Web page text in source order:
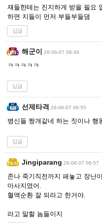
쟤들한테는 진지하게 받을 필요
하면 지들이 먼저 부들부들댐
답글
해군이 26-06-07 08:46
ㅋㅋㅋㅋㅋ
답글
선제타격 26-06-07 08:55
병신들 짱개같네 하는 짓이나 행
답글
Jingiparang 26-06-07 08:57
존나 죽기직전까지 패놓고 장난
마사지였어.
혈액순환 잘 되라고 한거야.
라고 말할 놈들이지